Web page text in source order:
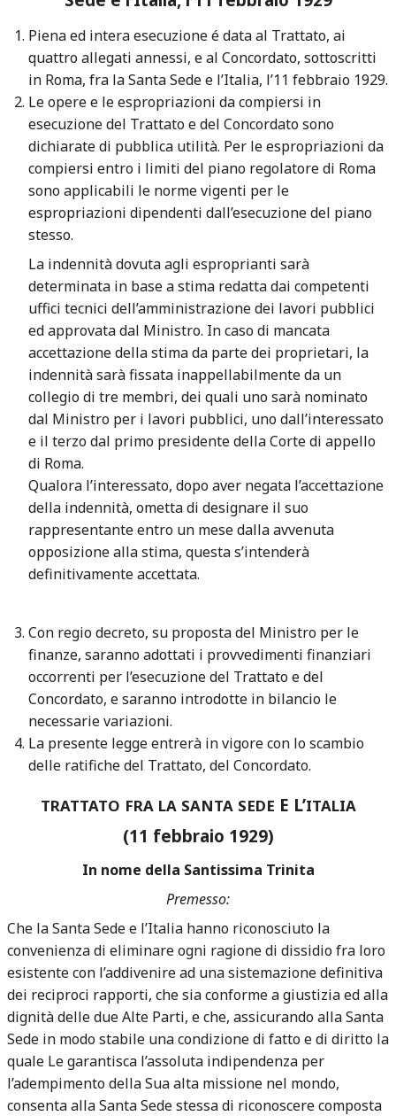
Piena ed intera esecuzione é data al Trattato, ai
quattro allegati annessi, e al Concordato, sottoscritti
in Roma, fra la Santa Sede e l’Italia, l’11 febbraio 1929.
Le opere e le espropriazioni da compiersi in
esecuzione del Trattato e del Concordato sono
dichiarate di pubblica utilità. Per le espropriazioni da
compiersi entro i limiti del piano regolatore di Roma
sono applicabili le norme vigenti per le
espropriazioni dipendenti dall’esecuzione del piano
stesso.
La indennità dovuta agli esproprianti sarà
determinata in base a stima redatta dai competenti
uffici tecnici dell’amministrazione dei lavori pubblici
ed approvata dal Ministro. In caso di mancata
accettazione della stima da parte dei proprietari, la
indennità sarà fissata inappellabilmente da un
collegio di tre membri, dei quali uno sarà nominato
dal Ministro per i lavori pubblici, uno dall’interessato
e il terzo dal primo presidente della Corte di appello
di Roma.
Qualora l’interessato, dopo aver negata l’accettazione
della indennità, ometta di designare il suo
rappresentante entro un mese dalla avvenuta
opposizione alla stima, questa s’intenderà
definitivamente accettata.
Con regio decreto, su proposta del Ministro per le
finanze, saranno adottati i provvedimenti finanziari
occorrenti per l’esecuzione del Trattato e del
Concordato, e saranno introdotte in bilancio le
necessarie variazioni.
La presente legge entrerà in vigore con lo scambio
delle ratifiche del Trattato, del Concordato.
TRATTATO FRA LA SANTA SEDE E L’ITALIA
(11 febbraio 1929)
In nome della Santissima Trinita
Premesso:
Che la Santa Sede e l’Italia hanno riconosciuto la
convenienza di eliminare ogni ragione di dissidio fra loro
esistente con l’addivenire ad una sistemazione definitiva
dei reciproci rapporti, che sia conforme a giustizia ed alla
dignità delle due Alte Parti, e che, assicurando alla Santa
Sede in modo stabile una condizione di fatto e di diritto la
quale Le garantisca l’assoluta indipendenza per
l’adempimento della Sua alta missione nel mondo,
consenta alla Santa Sede stessa di riconoscere composta